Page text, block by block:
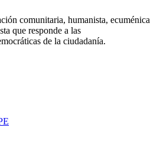
comunitaria, humanista, ecuménica
que responde a las
de la ciudadanía.